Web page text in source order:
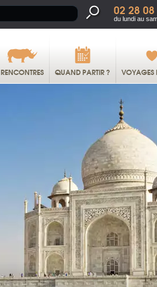
02 28
du lundi au
RENCONTRES QUAND PARTIR ? VOYAGES